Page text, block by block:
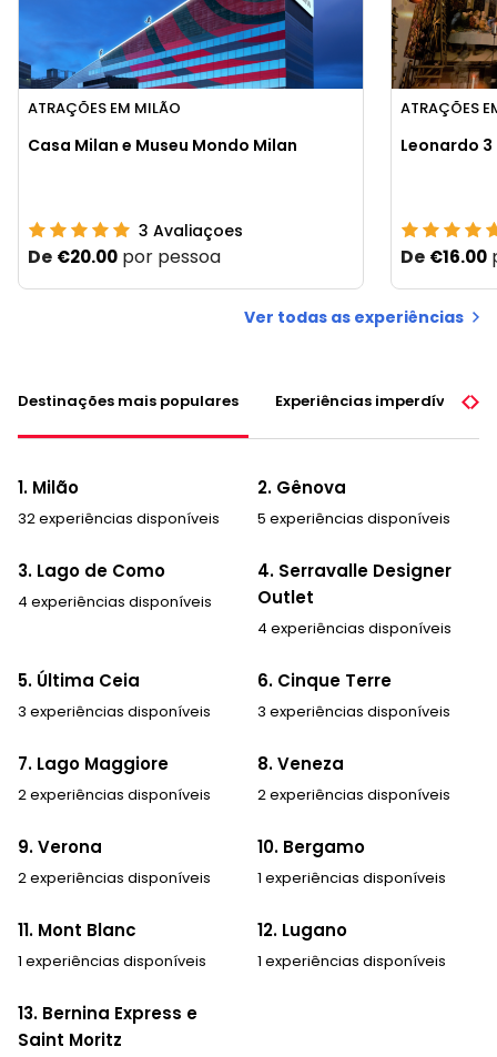
ATRAÇÕES EM MILÃO
Casa Milan e Museu Mondo Milan
3 Avaliaçoes
De €20.00 por pessoa
ATRAÇÕES
Leonardo
De €16.00
Ver todas as experiências
Destinações mais populares Experiências imperdíveis
1. Milão
32 experiências disponíveis
2. Gênova
5 experiências disponíveis
3. Lago de Como
4 experiências disponíveis
4. Serravalle Designer
Outlet
4 experiências disponíveis
5. Última Ceia
3 experiências disponíveis
6. Cinque Terre
3 experiências disponíveis
7. Lago Maggiore
2 experiências disponíveis
8. Veneza
2 experiências disponíveis
9. Verona
2 experiências disponíveis
10. Bergamo
1 experiências disponíveis
11. Mont Blanc
1 experiências disponíveis
12. Lugano
1 experiências disponíveis
13. Bernina Express e
Saint Moritz